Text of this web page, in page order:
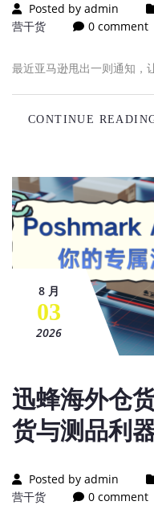
Posted by admin
营干货
0 comment
最近亚马逊甩出一则通知，
CONTINUE
8 月
03
2026
迅蜂海外仓
货与测品利器
Posted by admin
营干货
0 comment